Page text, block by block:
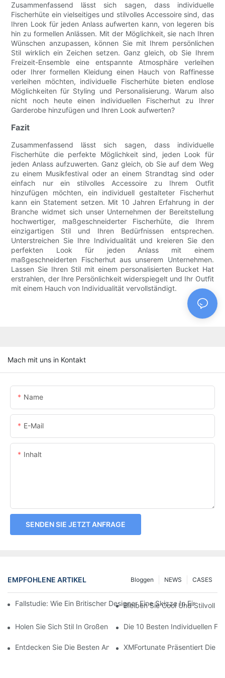
Zusammenfassend lässt sich sagen, dass individuelle
Fischerhüte ein vielseitiges und stilvolles Accessoire sind, das
Ihren Look für jeden Anlass aufwerten kann, von legeren bis
hin zu formellen Anlässen. Mit der Möglichkeit, sie nach Ihren
Wünschen anzupassen, können Sie mit Ihrem persönlichen
Stil wirklich ein Zeichen setzen. Ganz gleich, ob Sie Ihrem
Freizeit-Ensemble eine entspannte Atmosphäre verleihen
oder Ihrer formellen Kleidung einen Hauch von Raffinesse
verleihen möchten, individuelle Fischerhüte bieten endlose
Möglichkeiten für Styling und Personalisierung. Warum also
nicht noch heute einen individuellen Fischerhut zu Ihrer
Garderobe hinzufügen und Ihren Look aufwerten?
Fazit
Zusammenfassend lässt sich sagen, dass individuelle
Fischerhüte die perfekte Möglichkeit sind, jeden Look für
jeden Anlass aufzuwerten. Ganz gleich, ob Sie auf dem Weg
zu einem Musikfestival oder an einem Strandtag sind oder
einfach nur ein stilvolles Accessoire zu Ihrem Outfit
hinzufügen möchten, ein individuell gestalteter Fischerhut
kann ein Statement setzen. Mit 10 Jahren Erfahrung in der
Branche widmet sich unser Unternehmen der Bereitstellung
hochwertiger, maßgeschneiderter Fischerhüte, die Ihrem
einzigartigen Stil und Ihren Bedürfnissen entsprechen.
Unterstreichen Sie Ihre Individualität und kreieren Sie den
perfekten Look für jeden Anlass mit einem
maßgeschneiderten Fischerhut aus unserem Unternehmen.
Lassen Sie Ihren Stil mit einem personalisierten Bucket Hat
erstrahlen, der Ihre Persönlichkeit widerspiegelt und Ihr Outfit
mit einem Hauch von Individualität vervollständigt.
Mach mit uns in Kontakt
Name
E-Mail
Inhalt
SENDEN SIE JETZT ANFRAGE
EMPFOHLENE ARTIKEL CASES
NEWS
Bloggen
Fallstudie: Wie Ein Britischer Designer Eine Skizze In Einen
Bleiben Sie Cool Und Stilvoll
Holen Sie Sich Stil In Großen Mengen: Individuelle Fischerhüte
Die 10 Besten Individuellen
Entdecken Sie Die Besten Angebote Für Individuelle
XMFortunate Präsentiert Die